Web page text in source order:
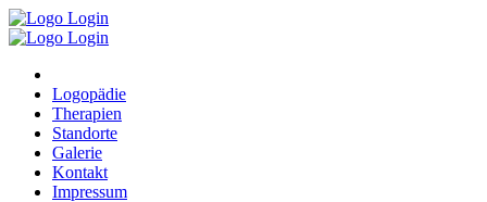
Logopädie
Therapien
Standorte
Galerie
Kontakt
Impressum